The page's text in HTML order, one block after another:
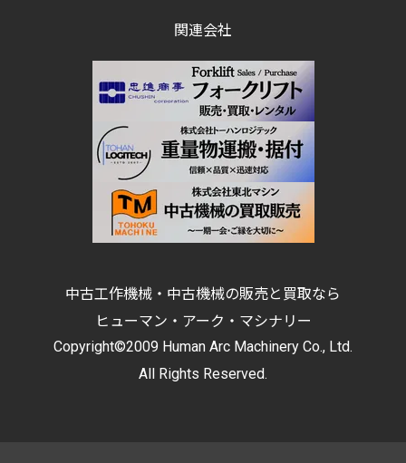
関連会社
中古工作機械・中古機械の販売と買取なら
ヒューマン・アーク・マシナリー
Copyright©2009 Human Arc Machinery Co., Ltd.
All Rights Reserved.